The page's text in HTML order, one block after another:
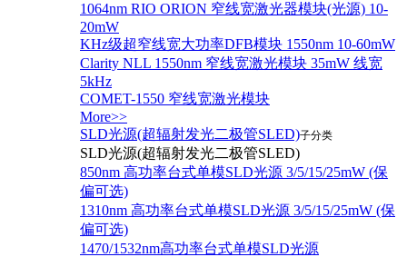
1064nm RIO ORION 窄线宽激光器模块(光源) 10-
20mW
KHz级超窄线宽大功率DFB模块 1550nm 10-60mW
Clarity NLL 1550nm 窄线宽激光模块 35mW 线宽
5kHz
COMET-1550 窄线宽激光模块
More>>
SLD光源(超辐射发光二极管SLED)子分类
SLD光源(超辐射发光二极管SLED)
850nm 高功率台式单模SLD光源 3/5/15/25mW (保
偏可选)
1310nm 高功率台式单模SLD光源 3/5/15/25mW (保
偏可选)
1470/1532nm高功率台式单模SLD光源